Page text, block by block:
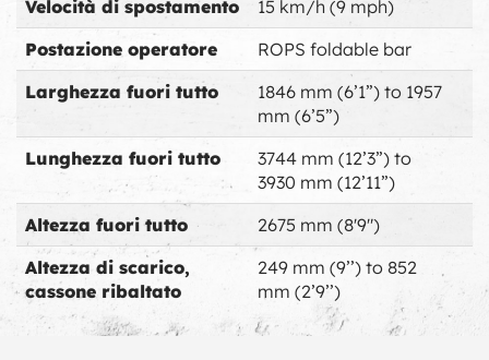
Velocità di spostamento
15 km/h (9 mph)
Postazione operatore
ROPS foldable bar
Larghezza fuori tutto
1846 mm (6’1”) to 1957
mm (6’5”)
Lunghezza fuori tutto
3744 mm (12’3”) to
3930 mm (12’11”)
Altezza fuori tutto
2675 mm (8'9")
Altezza di scarico,
cassone ribaltato
249 mm (9’’) to 852
mm (2’9’’)